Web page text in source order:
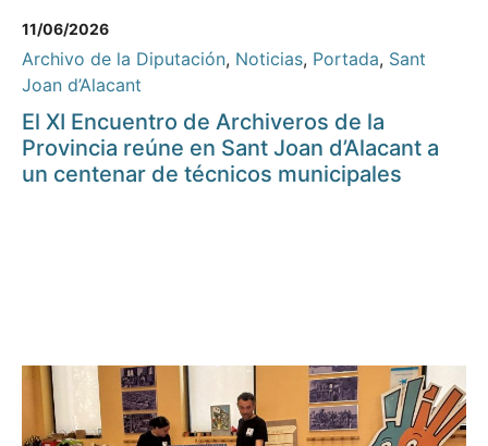
11/06/2026
Archivo de la Diputación, Noticias, Portada, Sant
Joan d’Alacant
El XI Encuentro de Archiveros de la
Provincia reúne en Sant Joan d’Alacant a
un centenar de técnicos municipales